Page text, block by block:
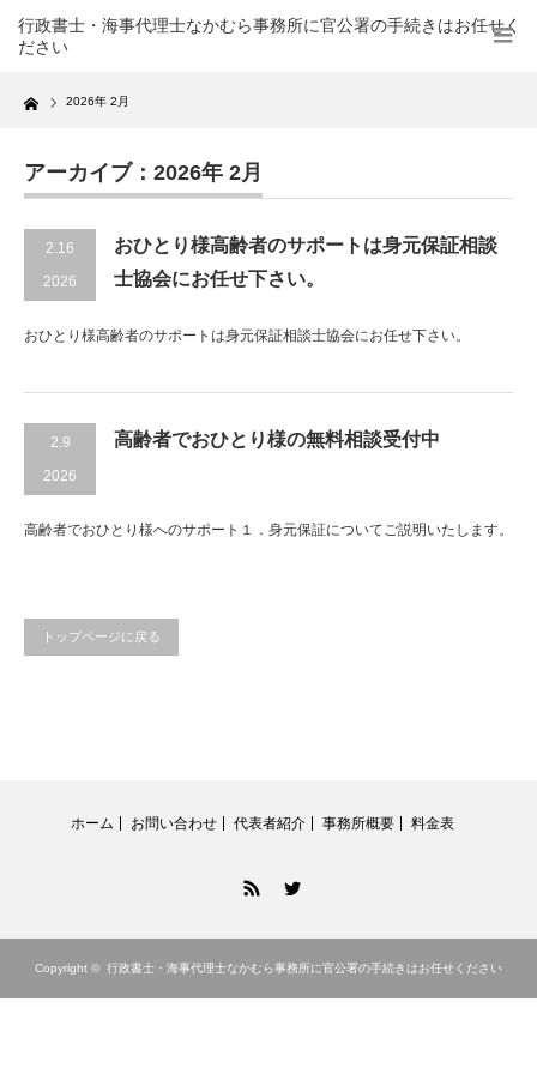
行政書士・海事代理士なかむら事務所に官公署の手続きはお任せく
ださい
Home 2026年 2月
アーカイブ：2026年 2月
2.16
2026
おひとり様高齢者のサポートは身元保証相談
士協会にお任せ下さい。
おひとり様高齢者のサポートは身元保証相談士協会にお任せ下さい。
2.9
2026
高齢者でおひとり様の無料相談受付中
高齢者でおひとり様へのサポート１．身元保証についてご説明いたします。
トップページに戻る
ホーム お問い合わせ 代表者紹介 事務所概要 料金表
Copyright © 行政書士・海事代理士なかむら事務所に官公署の手続きはお任せください